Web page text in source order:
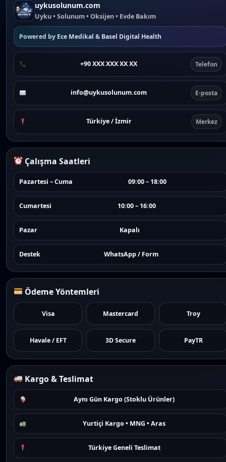
uykusolunum.com
Uyku • Solunum • Oksijen • Evde Bakım
Powered by Ece Medikal & Basel Digital Health
+90 XXX XXX XX XX Telefon
info@uykusolunum.com E-posta
Türkiye / İzmir Merkez
Çalışma Saatleri
Pazartesi – Cuma 09:00 – 18:00
Cumartesi 10:00 – 16:00
Pazar Kapalı
Destek WhatsApp / Form
Ödeme Yöntemleri
Visa Mastercard Troy
Havale / EFT 3D Secure PayTR
Kargo & Teslimat
Aynı Gün Kargo (Stoklu Ürünler)
Yurtiçi Kargo • MNG • Aras
Türkiye Geneli Teslimat